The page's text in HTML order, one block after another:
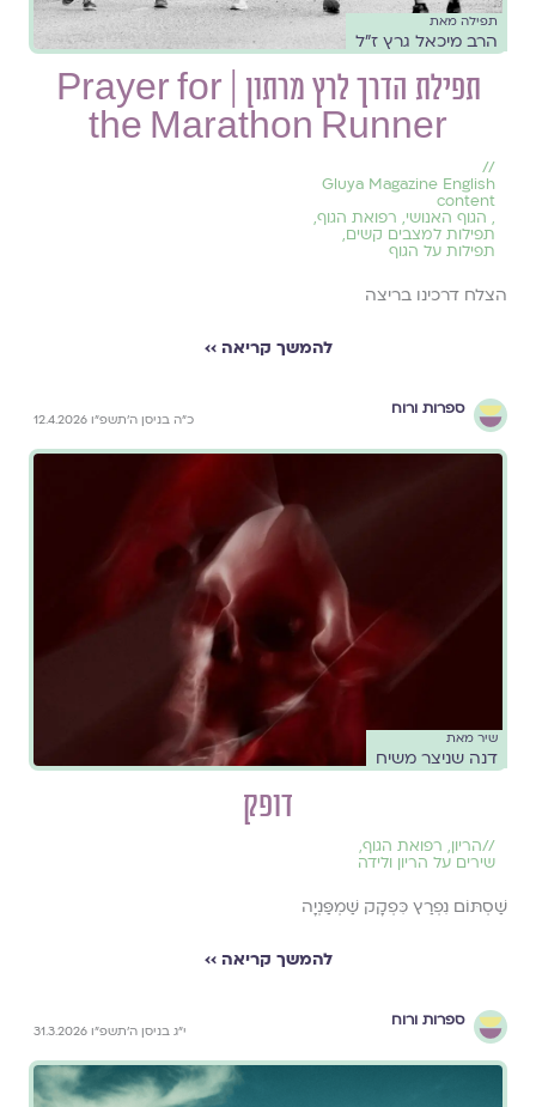
תפילה מאת
הרב מיכאל גרץ ז״ל
תפילת הדרך לרץ מרתון | Prayer for
the Marathon Runner
//
Gluya Magazine English
content
, הגוף האנושי, רפואת הגוף,
תפילות למצבים קשים,
תפילות על הגוף
הצלח דרכינו בריצה
להמשך קריאה ››
ספרות ורוח
כ״ה בניסן ה׳תשפ״ו 12.4.2026
שיר מאת
דנה שניצר משיח
דופק
//הריון, רפואת הגוף,
שירים על הריון ולידה
שַׁסְתּוֹם נִפְרַץ כִּפְקָק שַׁמְפַּנְיָה
להמשך קריאה ››
ספרות ורוח
י״ג בניסן ה׳תשפ״ו 31.3.2026